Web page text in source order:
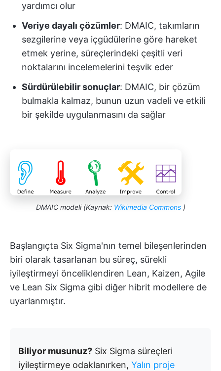
yardımcı olur
Veriye dayalı çözümler: DMAIC, takımların
sezgilerine veya içgüdülerine göre hareket
etmek yerine, süreçlerindeki çeşitli veri
noktalarını incelemelerini teşvik eder
Sürdürülebilir sonuçlar: DMAIC, bir çözüm
bulmakla kalmaz, bunun uzun vadeli ve etkili
bir şekilde uygulanmasını da sağlar
DMAIC modeli (Kaynak: Wikimedia Commons )
Başlangıçta Six Sigma'nın temel bileşenlerinden
biri olarak tasarlanan bu süreç, sürekli
iyileştirmeyi önceliklendiren Lean, Kaizen, Agile
ve Lean Six Sigma gibi diğer hibrit modellere de
uyarlanmıştır.
Biliyor musunuz? Six Sigma süreçleri
iyileştirmeye odaklanırken, Yalın proje